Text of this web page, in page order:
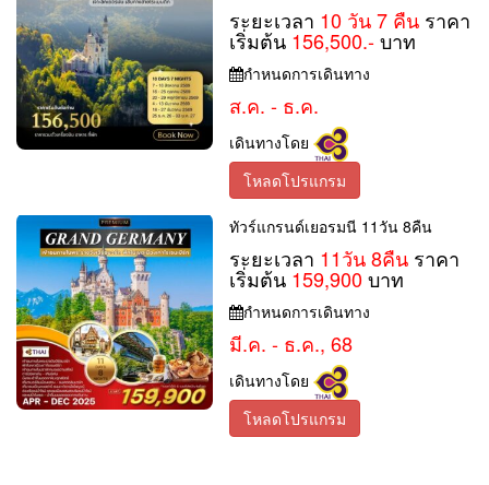
ระยะเวลา 10 วัน 7 คืน ราคา
เริ่มต้น 156,500.-บาท
กำหนดการเดินทาง
ส.ค. - ธ.ค.
เดินทางโดย
โหลดโปรแกรม
ทัวร์แกรนด์เยอรมนี 11วัน 8คืน
ระยะเวลา 11วัน 8คืน ราคา
เริ่มต้น 159,900บาท
กำหนดการเดินทาง
มี.ค. - ธ.ค., 68
เดินทางโดย
โหลดโปรแกรม